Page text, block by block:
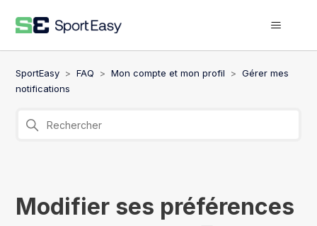
SportEasy FAQ Mon compte et mon profil
Gérer mes
notifications
Modifier ses préférences